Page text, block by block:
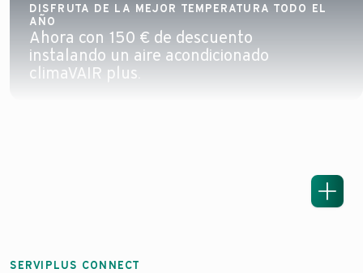
DISFRUTA DE LA MEJOR TEMPERATURA TODO EL
AÑO
Ahora con 150 € de descuento
instalando un aire acondicionado
climaVAIR plus.
Controla tu caldera y tu equipo de aire
Mas info
SERVIPLUS CONNECT